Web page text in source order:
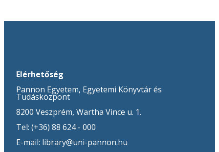
Elérhetőség
Pannon Egyetem, Egyetemi Könyvtár és
Tudásközpont
8200 Veszprém, Wartha Vince u. 1.
Tel: (+36) 88 624 - 000
E-mail: library@uni-pannon.hu